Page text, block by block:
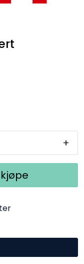
+